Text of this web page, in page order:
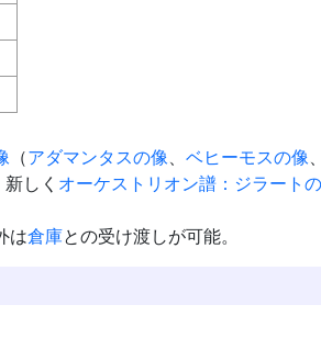
（アダマンタスの像、 ベヒーモスの像、
しく オーケストリオン譜：ジラート
は倉庫との受け渡しが可能。